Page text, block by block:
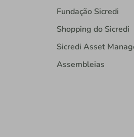
Fundação Sicredi
Shopping do Sicredi
Sicredi Asset
Assembleias